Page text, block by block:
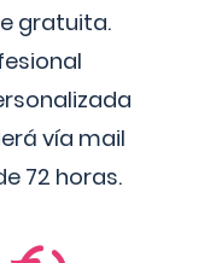
gratuita.
vía mail
72 horas.